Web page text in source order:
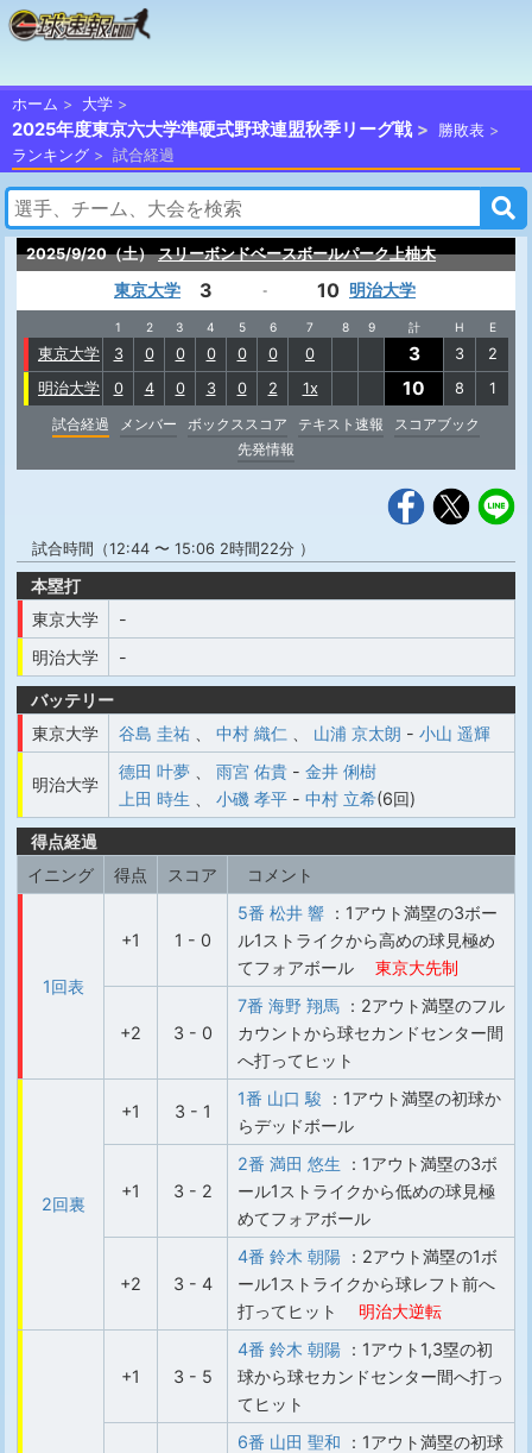
ホーム 大学
2025年度東京六大学準硬式野球連盟秋季リーグ戦
勝敗表
ランキング
試合経過
2025/9/20（土） スリーボンドベースボールパーク上柚木
東京大学 3 - 10 明治大学
1 2 3 4 5 6 7 8 9 計 H E
東京大学 3 0 0 0 0 0 0 3 3
2
明治大学
0 4 0 3 0 2 1x 10 8
1
試合経過
メンバー ボックススコア テキスト速報
スコアブック
先発情報
試合時間（12:44 〜 15:06 2時間22分 ）
本塁打
東京大学
-
明治大学
-
バッテリー
東京大学
谷島 圭祐 中村 織仁 山浦 京太朗 - 小山 遥輝
明治大学
德田 叶夢 雨宮 佑貴 - 金井 俐樹
上田 時生
小磯 孝平 - 中村 立希(6回)
得点経過
イニング
得点 スコア コメント
1回表
+1 1 - 0
5番 松井 響 ：1アウト満塁の3ボー
ル1ストライクから高めの球見極め
てフォアボール
東京大先制
+2 3 - 0
7番 海野 翔馬 ：2アウト満塁のフル
カウントから球セカンドセンター間
へ打ってヒット
2回裏
+1 3 - 1
1番 山口 駿 ：1アウト満塁の初球か
らデッドボール
+1 3 - 2
2番 満田 悠生 ：1アウト満塁の3ボ
ール1ストライクから低めの球見極
めてフォアボール
+2 3 - 4
4番 鈴木 朝陽 ：2アウト満塁の1ボ
ール1ストライクから球レフト前へ
打ってヒット
明治大逆転
+1 3 - 5
4番 鈴木 朝陽 ：1アウト1,3塁の初
球から球セカンドセンター間へ打っ
てヒット
6番 山田 聖和 ：1アウト満塁の初球